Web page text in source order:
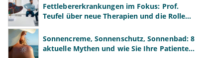
Fettlebererkrankungen im Fokus: Prof.
Teufel über neue Therapien und die Rolle
Sonnencreme, Sonnenschutz, Sonnenbad: 8
aktuelle Mythen und wie Sie Ihre Patienten